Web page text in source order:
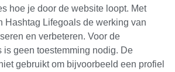
hoe je door de website loopt. Met
Hashtag Lifegoals de werking van
en verbeteren. Voor de
is geen toestemming nodig. De
gebruikt om bijvoorbeeld een profiel